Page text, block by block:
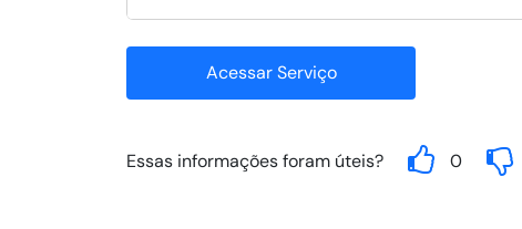
Acessar Serviço
Essas informações foram úteis? 0